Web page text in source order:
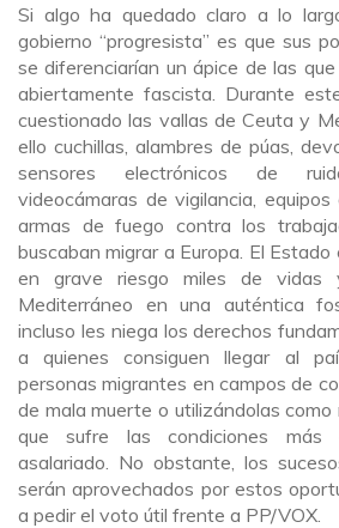
Si algo ha quedado claro a lo
gobierno “progresista” es que sus
se diferenciarían un ápice de las
abiertamente fascista. Durante
cuestionado las vallas de Ceuta y
ello cuchillas, alambres de púas,
sensores electrónicos de
videocámaras de vigilancia,
armas de fuego contra los
buscaban migrar a Europa. El
en grave riesgo miles de vidas
Mediterráneo en una auténtica
incluso les niega los derechos
a quienes consiguen llegar al
personas migrantes en campos de
de mala muerte o utilizándolas
que sufre las condiciones más
asalariado. No obstante, los
serán aprovechados por estos
a pedir el voto útil frente a PP/VOX.